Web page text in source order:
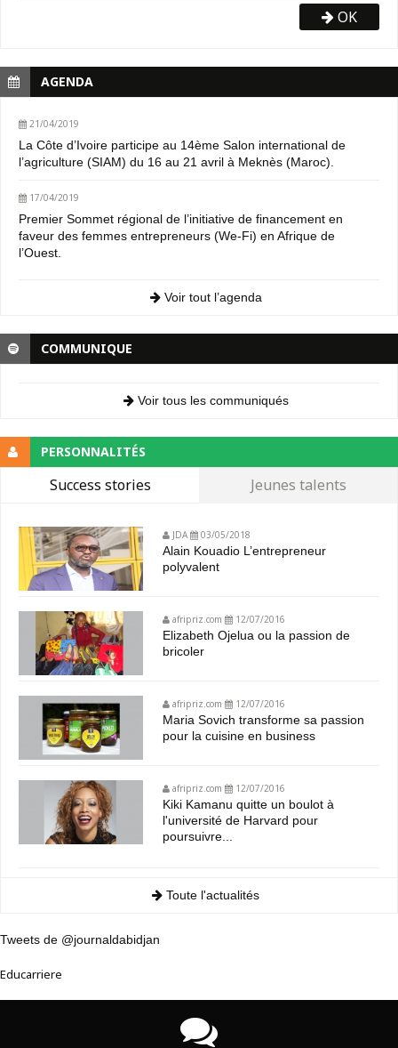
OK
AGENDA
21/04/2019
La Côte d’Ivoire participe au 14ème Salon international de
l’agriculture (SIAM) du 16 au 21 avril à Meknès (Maroc).
17/04/2019
Premier Sommet régional de l’initiative de financement en
faveur des femmes entrepreneurs (We-Fi) en Afrique de
l’Ouest.
Voir tout l’agenda
COMMUNIQUE
Voir tous les communiqués
PERSONNALITÉS
Success stories Jeunes talents
JDA 03/05/2018
Alain Kouadio L’entrepreneur
polyvalent
afripriz.com 12/07/2016
Elizabeth Ojelua ou la passion de
bricoler
afripriz.com 12/07/2016
Maria Sovich transforme sa passion
pour la cuisine en business
afripriz.com 12/07/2016
Kiki Kamanu quitte un boulot à
l'université de Harvard pour
poursuivre...
Toute l'actualités
Tweets de @journaldabidjan
Educarriere